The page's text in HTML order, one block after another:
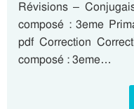
Révisions –
composé : 3eme
pdf Correction
composé : 3eme…